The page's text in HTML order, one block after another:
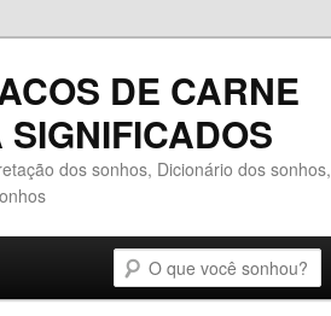
DE CARNE
dos sonhos, Dicionário dos sonhos,